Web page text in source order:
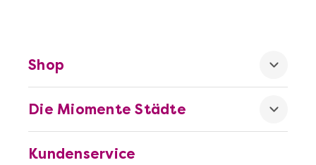
Kundenservice
Die Miomente Städte
Shop